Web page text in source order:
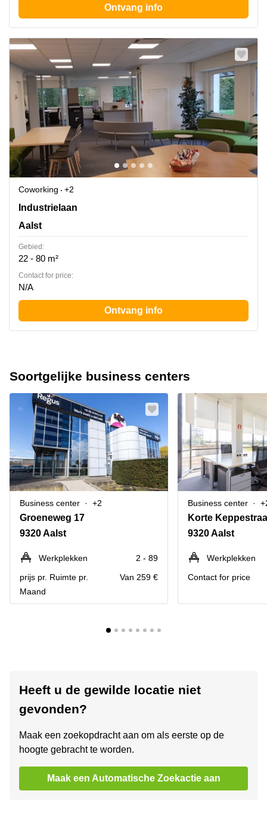
Ontvang info
Coworking
+2
Industrielaan 4, Erembodegem, Aalst
Industrielaan
Aalst
Gebied:
22 - 80 m²
Contact for price:
N/A
Ontvang info
Soortgelijke business centers
Business center +2
Groeneweg 17
9320 Aalst
Werkplekken
2 - 89
prijs pr. Ruimte pr.
Maand
Van 259 €
Business center
Korte
9320 Aalst
Werkplekken
Contact for price
Heeft u de gewilde locatie niet
gevonden?
Maak een zoekopdracht aan om als eerste op de
hoogte gebracht te worden.
Maak een Automatische Zoekactie aan